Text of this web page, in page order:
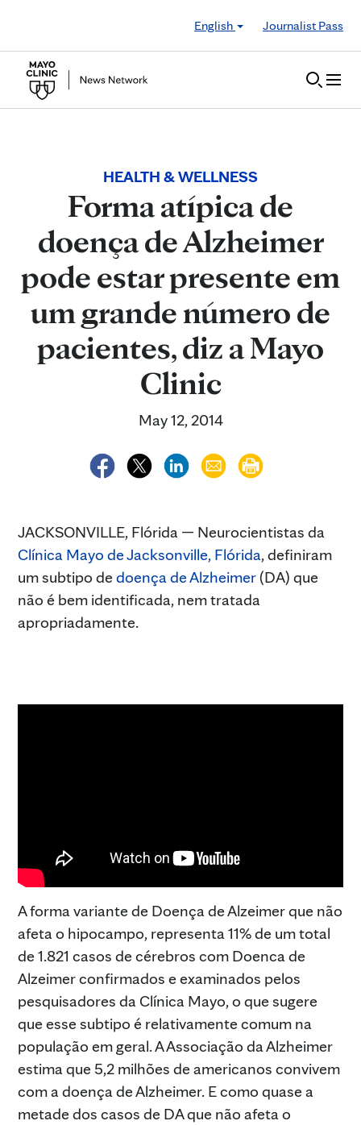
English
Journalist Pass
HEALTH & WELLNESS
Forma atípica de
doença de Alzheimer
pode estar presente em
um grande número de
pacientes, diz a Mayo
Clinic
May 12, 2014
JACKSONVILLE, Flórida — Neurocientistas da
Clínica Mayo de Jacksonville, Flórida, definiram
um subtipo dedoença de Alzheimer(DA) que
não é bem identificada, nem tratada
apropriadamente.
A forma variante de Doença de Alzeimer que não
afeta o hipocampo, representa 11% de um total
de 1.821 casos de cérebros com Doenca de
Alzeimer confirmados e examinados pelos
pesquisadores da Clínica Mayo, o que sugere
que esse subtipo é relativamente comum na
população em geral. A Associação da Alzheimer
estima que 5,2 milhões de americanos convivem
com a doença de Alzheimer. E como quase a
metade dos casos de DA que não afeta o